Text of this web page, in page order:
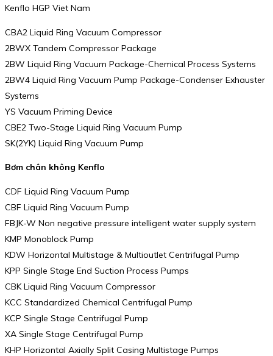
Kenflo HGP Viet Nam
CBA2 Liquid Ring Vacuum Compressor
2BWX Tandem Compressor Package
2BW Liquid Ring Vacuum Package-Chemical Process Systems
2BW4 Liquid Ring Vacuum Pump Package-Condenser Exhauster
Systems
YS Vacuum Priming Device
CBE2 Two-Stage Liquid Ring Vacuum Pump
SK(2YK) Liquid Ring Vacuum Pump
Bơm chân không Kenflo
CDF Liquid Ring Vacuum Pump
CBF Liquid Ring Vacuum Pump
FBJK-W Non negative pressure intelligent water supply system
KMP Monoblock Pump
KDW Horizontal Multistage & Multioutlet Centrifugal Pump
KPP Single Stage End Suction Process Pumps
CBK Liquid Ring Vacuum Compressor
KCC Standardized Chemical Centrifugal Pump
KCP Single Stage Centrifugal Pump
XA Single Stage Centrifugal Pump
KHP Horizontal Axially Split Casing Multistage Pumps